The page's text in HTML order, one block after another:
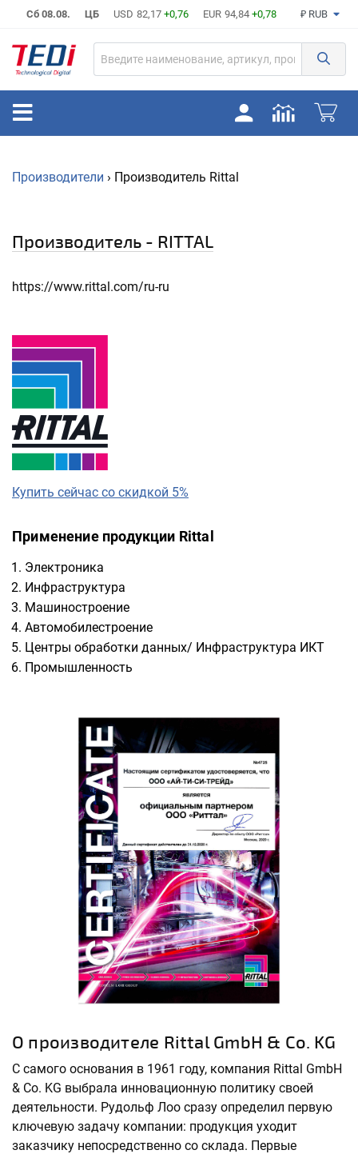
Сб 08.08. ЦБ USD 82,17 +0,76 EUR 94,84 +0,78 ₽ RUB
Производители › Производитель Rittal
Производитель - RITTAL
https://www.rittal.com/ru-ru
Купить сейчас со скидкой 5%
Применение продукции Rittal
Электроника
Инфраструктура
Машиностроение
Автомобилестроение
Центры обработки данных/ Инфраструктура ИКТ
Промышленность
О производителе Rittal GmbH & Co. KG
С самого основания в 1961 году, компания Rittal GmbH
& Co. KG выбрала инновационную политику своей
деятельности. Рудольф Лоо сразу определил первую
ключевую задачу компании: продукция уходит
заказчику непосредственно со склада. Первые